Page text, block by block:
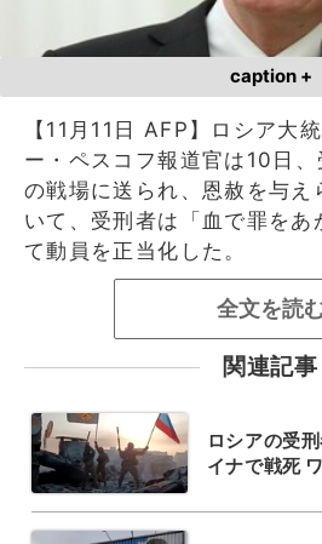
caption +
【11月11日 AFP】ロシア大
ー・ペスコフ報道官は10日
の戦場に送られ、恩赦を与え
いて、受刑者は「血で罪をあ
て動員を正当化した。
全文を読
関連記事
ロシアの受
イナで戦死